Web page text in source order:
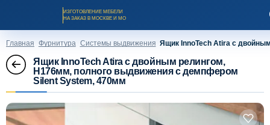
ИЗГОТОВЛЕНИЕ МЕБЕЛИ
НА ЗАКАЗ В МОСКВЕ И МО
Главная Фурнитура Системы выдвижения Ящик InnoTech Atira с
Ящик InnoTech Atira с двойным релингом,
H176мм, полного выдвижения с демпфером
Silent System, 470мм